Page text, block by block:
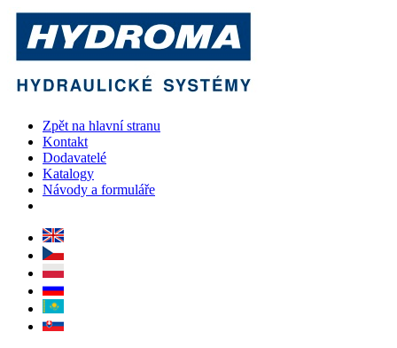
Zpět na hlavní stranu
Kontakt
Dodavatelé
Katalogy
Návody a formuláře